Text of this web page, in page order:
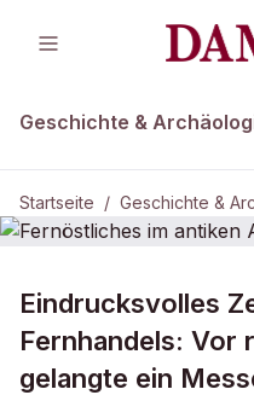
Geschichte &
Startseite / Geschichte &
Fernöstliches
Alpenvorland
Eindrucksvolles
Fernhandels: Vor
gelangte ein